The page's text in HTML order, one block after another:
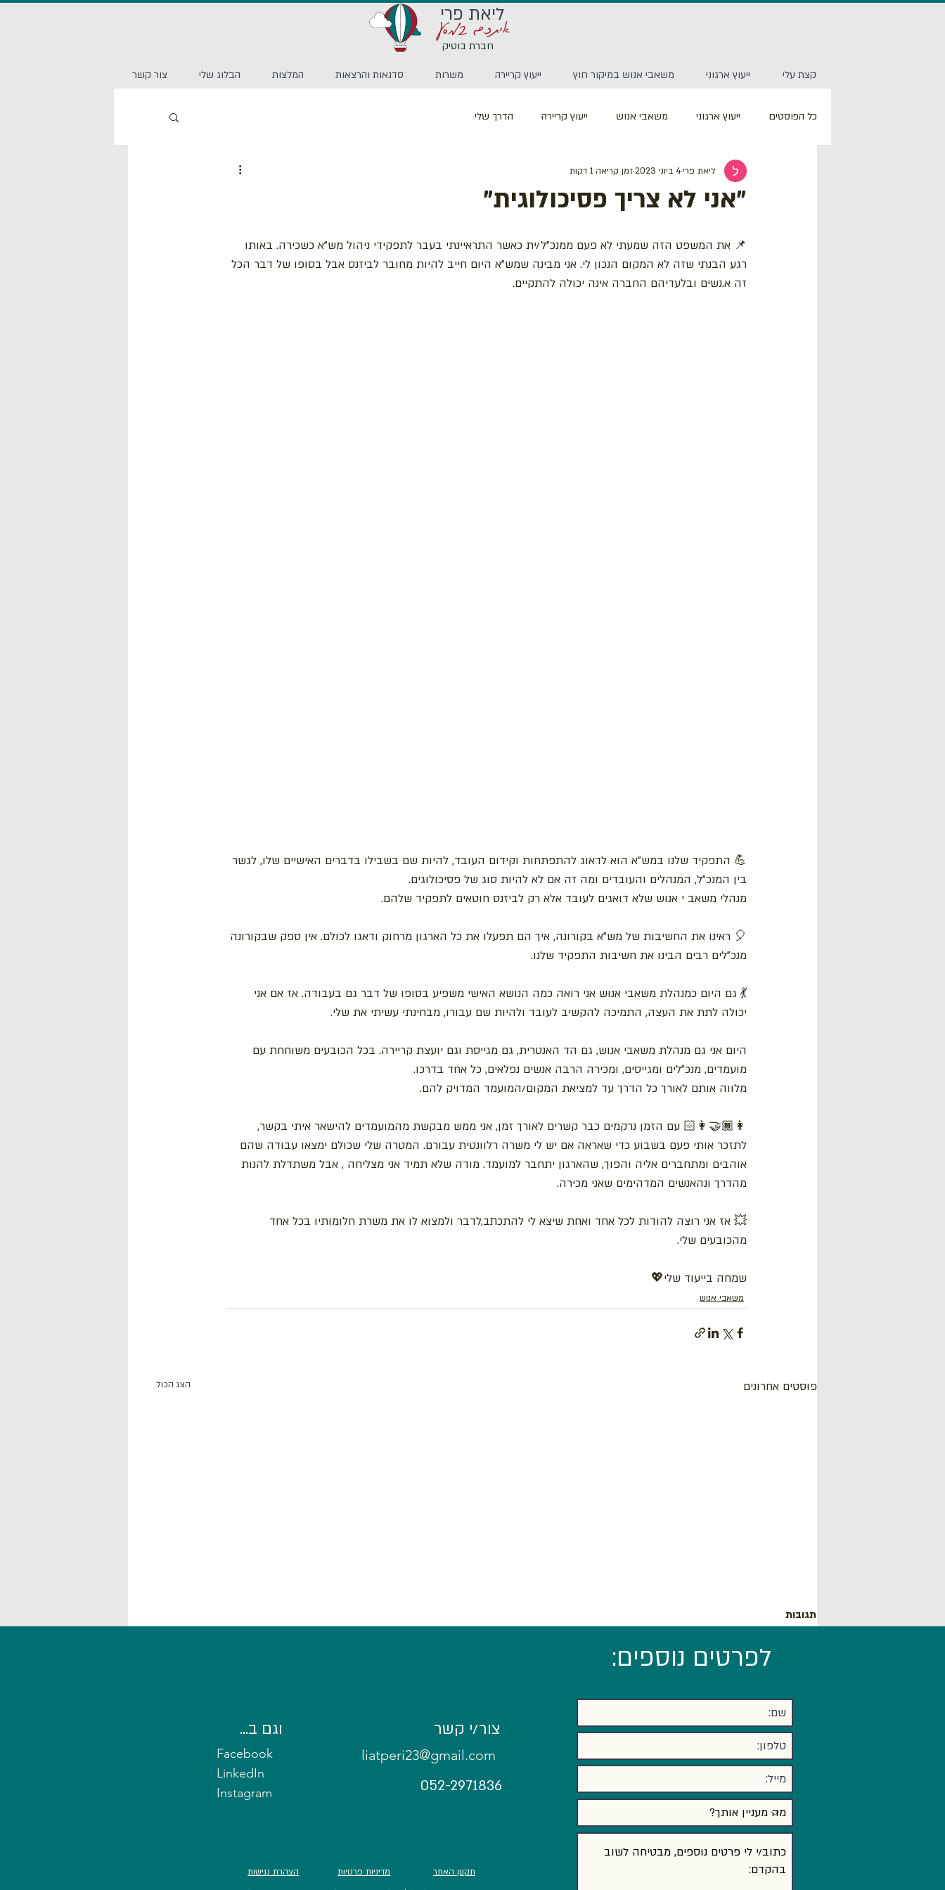
איתכם במסע
חברת בוטיק
ליאת פרי
קצת עלי ייעוץ ארגוני משאבי אנוש במיקור חוץ ייעוץ קריירה משרות סדנאות והרצאות המלצות הבלוג שלי צור קשר
כל הפוסטים ייעוץ ארגוני משאבי אנוש ייעוץ קריירה הדרך שלי
"אני לא צריך פסיכולוגית"
ליאת פרי4 ביוני 2023 זמן קריאה 1 דקות
📌 את המשפט הזה שמעתי לא פעם ממנכ"ל/ית כאשר התראיינתי בעבר לתפקידי ניהול מש"א כשכירה. באותו
רגע הבנתי שזה לא המקום הנכון לי. אני מבינה שמש"א היום חייב להיות מחובר לביזנס אבל בסופו של דבר הכל
זה א.נשים ובלעדיהם החברה אינה יכולה להתקיים.
💪 התפקיד שלנו במש"א הוא לדאוג להתפתחות וקידום העובד, להיות שם בשבילו בדברים האישיים שלו, לגשר
בין המנכ"ל, המנהלים והעובדים ומה זה אם לא להיות סוג של פסיכולוגים.
מנהלי משאב י אנוש שלא דואגים לעובד אלא רק לביזנס חוטאים לתפקיד שלהם.
🎈 ראינו את החשיבות של מש"א בקורונה, איך הם תפעלו את כל הארגון מרחוק ודאגו לכולם. אין ספק שבקורונה
מנכ"לים רבים הבינו את חשיבות התפקיד שלנו.
💃 גם היום כמנהלת משאבי אנוש אני רואה כמה הנושא האישי משפיע בסופו של דבר גם בעבודה. אז אם אני
יכולה לתת את העצה, התמיכה להקשיב לעובד ולהיות שם עבורו, מבחינתי עשיתי את שלי.
היום אני גם מנהלת משאבי אנוש, גם הד האנטרית, גם מגייסת וגם יועצת קריירה. בכל הכובעים משוחחת עם
מועמדים, מנכ"לים ומגייסים, ומכירה הרבה אנשים נפלאים, כל אחד בדרכו.
מלווה אותם לאורך כל הדרך עד למציאת המקום/המועמד המדויק להם.
👩🏾‍🤝‍👩🏻 עם הזמן נרקמים כבר קשרים לאורך זמן, אני ממש מבקשת מהמועמדים להישאר איתי בקשר,
לתזכר אותי פעם בשבוע כדי שאראה אם יש לי משרה רלוונטית עבורם. המטרה שלי שכולם ימצאו עבודה שהם
אוהבים ומתחברים אליה והפוך, שהארגון יתחבר למועמד. מודה שלא תמיד אני מצליחה , אבל משתדלת להנות
מהדרך ונהאנשים המדהימים שאני מכירה.
💥 אז אני רוצה להודות לכל אחד ואחת שיצא לי להתכתב,לדבר ולמצוא לו את משרת חלומותיו בכל אחד
מהכובעים שלי.
שמחה בייעוד שלי💖
משאבי אנוש
פוסטים אחרונים הצג הכול
מנהלי מש"א בשנת 2026: אנחנו
כבר לא "שוטרי נוכחות", אלא
"אדריכלי חוסן"
אם לא תמהרו - המועמדים פשוט
שנת 2026: סוף עידן ה"שכר ייקבע
תגובות
צור/י קשר וגם ב...
liatperi23@gmail.com
052-2971836
Facebook
LinkedIn
Instagram
תקנון האתר מדיניות פרטיות
הצהרת נגישות
לפרטים נוספים: